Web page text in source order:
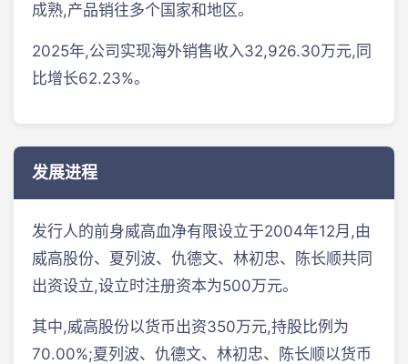
成熟,产品销往多个国家和地区。
2025年,公司实现海外销售收入32,926.30万元,同
比增长62.23%。
发展进程
发行人的前身威高血净有限设立于2004年12月,由
威高股份、夏列波、仇德文、林初忠、陈长顺共同
出资设立,设立时注册资本为500万元。
其中,威高股份以货币出资350万元,持股比例为
70.00%;夏列波、仇德文、林初忠、陈长顺以货币